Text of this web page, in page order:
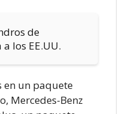
de
los EE.UU.
en un paquete
Mercedes-Benz